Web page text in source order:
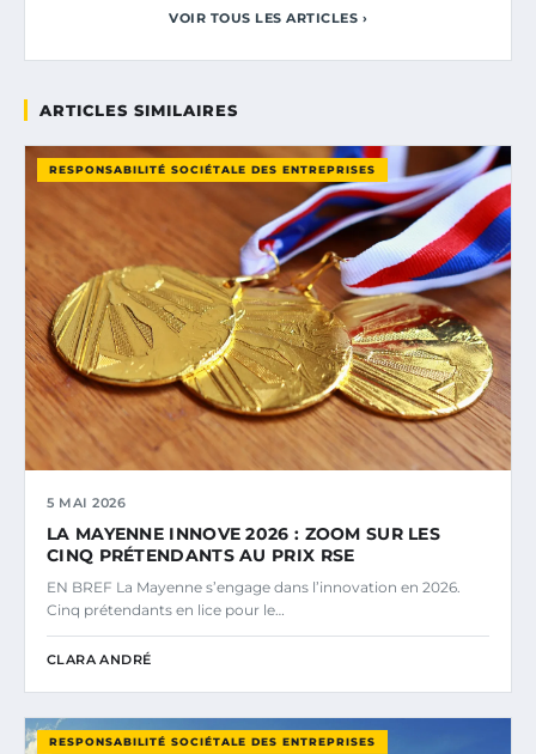
VOIR TOUS LES ARTICLES ›
ARTICLES SIMILAIRES
RESPONSABILITÉ SOCIÉTALE DES ENTREPRISES
5 MAI 2026
LA MAYENNE INNOVE 2026 : ZOOM SUR LES
CINQ PRÉTENDANTS AU PRIX RSE
EN BREF La Mayenne s’engage dans l’innovation en 2026.
Cinq prétendants en lice pour le…
CLARA ANDRÉ
RESPONSABILITÉ SOCIÉTALE DES ENTREPRISES